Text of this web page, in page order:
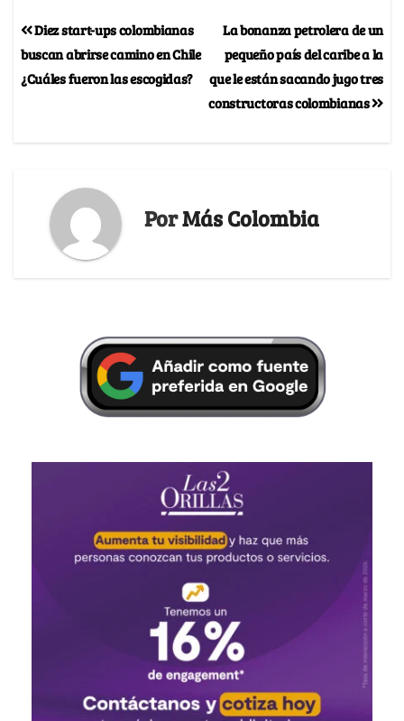
La bonanza petrolera de un
pequeño país del caribe a la
que le están sacando jugo tres
constructoras colombianas
Diez start-ups colombianas
buscan abrirse camino en Chile
¿Cuáles fueron las escogidas?
PorMás Colombia